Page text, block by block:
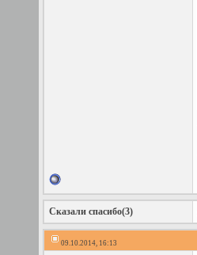
Сказали спасибо(3)
09.10.2014, 16:13